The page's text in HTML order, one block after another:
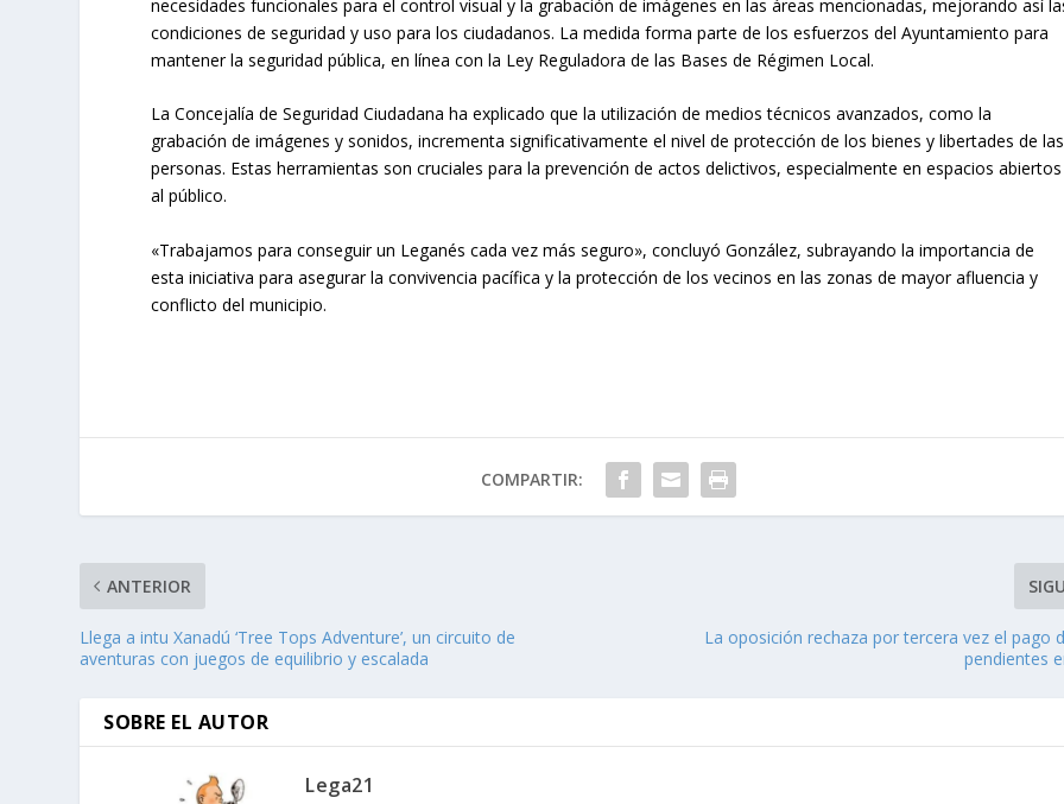
necesidades funcionales para el control visual y la grabación de imágenes en las áreas mencionadas, mejorando así
condiciones de seguridad y uso para los ciudadanos. La medida forma parte de los esfuerzos del Ayuntamiento para
mantener la seguridad pública, en línea con la Ley Reguladora de las Bases de Régimen Local.
La Concejalía de Seguridad Ciudadana ha explicado que la utilización de medios técnicos avanzados, como la
grabación de imágenes y sonidos, incrementa significativamente el nivel de protección de los bienes y libertades de las
personas. Estas herramientas son cruciales para la prevención de actos delictivos, especialmente en espacios abiertos
al público.
«Trabajamos para conseguir un Leganés cada vez más seguro», concluyó González, subrayando la importancia de
esta iniciativa para asegurar la convivencia pacífica y la protección de los vecinos en las zonas de mayor afluencia y
conflicto del municipio.
COMPARTIR:
ANTERIOR
Llega a intu Xanadú ‘Tree Tops Adventure’, un circuito de
aventuras con juegos de equilibrio y escalada
La oposición rechaza por tercera vez el pago
pendientes
SOBRE EL AUTOR
Lega21